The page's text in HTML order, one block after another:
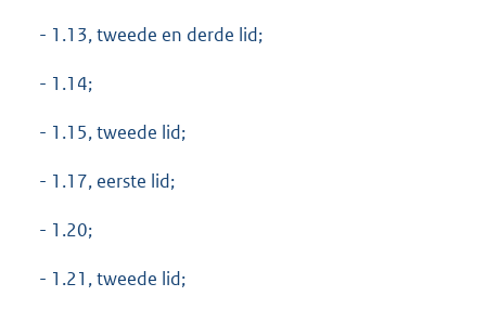
- 1.13, tweede en derde lid;
- 1.14;
- 1.15, tweede lid;
- 1.17, eerste lid;
- 1.20;
- 1.21, tweede lid;